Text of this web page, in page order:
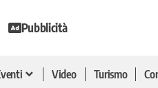
Pubblicità
Video Turismo